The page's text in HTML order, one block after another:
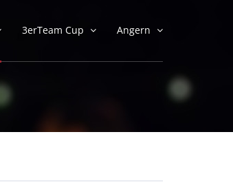
3erTeam Cup Angern